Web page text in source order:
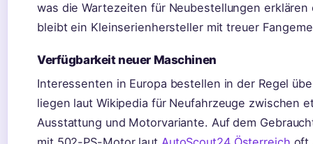
was die Wartezeiten für Neubestellungen
bleibt ein Kleinserienhersteller mit treuer
Verfügbarkeit neuer Maschinen
Interessenten in Europa bestellen in der Regel
liegen laut Wikipedia für Neufahrzeuge zwischen
Ausstattung und Motorvariante. Auf dem